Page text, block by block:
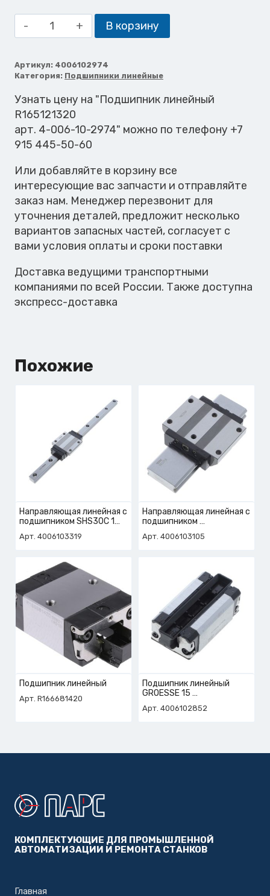
Количество
товара
линейный
R165121320
В корзину
Артикул: 4006102974
Категория: Подшипники линейные
Узнать цену на "Подшипник линейный
R165121320
арт. 4-006-10-2974" можно по телефону +7
915 445-50-60
Или добавляйте в корзину все
интересующие вас запчасти и отправляйте
заказ нам. Менеджер перезвонит для
уточнения деталей, предложит несколько
вариантов запасных частей, согласует с
вами условия оплаты и сроки поставки
Доставка ведущими транспортными
компаниями по всей России. Также доступна
экспресс-доставка
Похожие
Направляющая линейная с
подшипником SHS30C 1
арт. 4-006-10-3319
Арт. 4006103319
Направляющая линейная с
подшипником
Арт. 4006103105
Подшипник линейный
Арт. R166681420
Подшипник линейный
GROESSE 15
Арт. 4006102852
КОМПЛЕКТУЮЩИЕ ДЛЯ ПРОМЫШЛЕННОЙ
АВТОМАТИЗАЦИИ И РЕМОНТА СТАНКОВ
Главная